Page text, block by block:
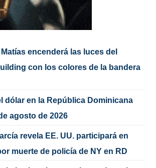
encenderá las luces del
con los colores de la bandera
dólar en la República Dominicana
agosto de 2026
revela EE. UU. participará en
muerte de policía de NY en RD